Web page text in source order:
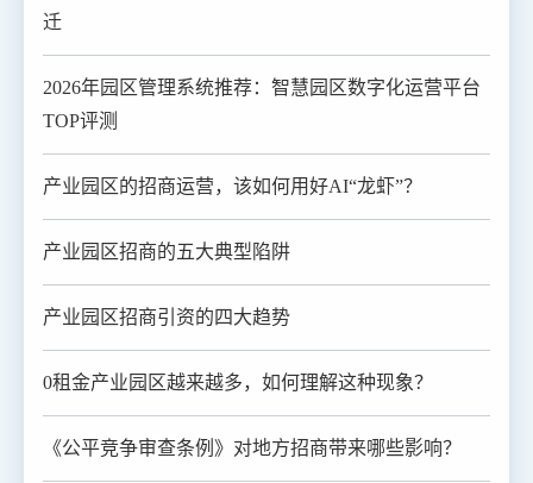
迁
2026年园区管理系统推荐：智慧园区数字化运营平台
TOP评测
产业园区的招商运营，该如何用好AI“龙虾”？
产业园区招商的五大典型陷阱
产业园区招商引资的四大趋势
0租金产业园区越来越多，如何理解这种现象？
《公平竞争审查条例》对地方招商带来哪些影响？